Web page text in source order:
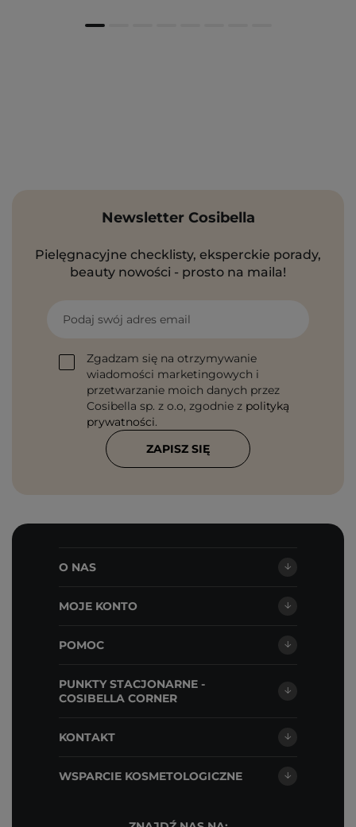
Newsletter Cosibella
Pielęgnacyjne checklisty, eksperckie porady,
beauty nowości - prosto na maila!
Podaj swój adres email
Zgadzam się na otrzymywanie
wiadomości marketingowych i
przetwarzanie moich danych przez
Cosibella sp. z o.o, zgodnie z polityką
prywatności.
ZAPISZ SIĘ
O NAS
MOJE KONTO
POMOC
PUNKTY STACJONARNE -
COSIBELLA CORNER
KONTAKT
WSPARCIE KOSMETOLOGICZNE